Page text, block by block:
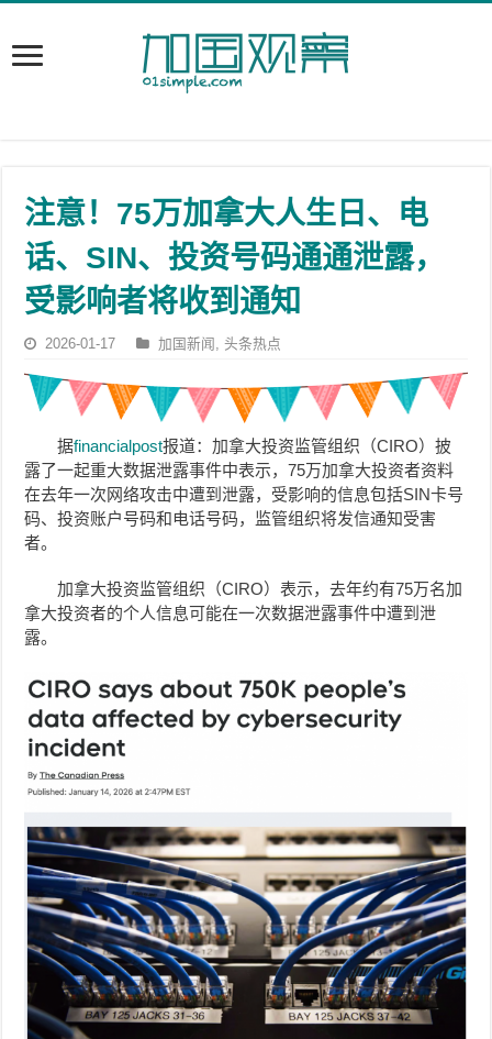
注意！75万加拿大人生日、电
话、SIN、投资号码通通泄露，
受影响者将收到通知
2026-01-17 加国新闻 ,头条热点
据financialpost报道：加拿大投资监管组织（CIRO）披
露了一起重大数据泄露事件中表示，75万加拿大投资者资料
在去年一次网络攻击中遭到泄露，受影响的信息包括SIN卡号
码、投资账户号码和电话号码，监管组织将发信通知受害
者。
加拿大投资监管组织（CIRO）表示，去年约有75万名加
拿大投资者的个人信息可能在一次数据泄露事件中遭到泄
露。